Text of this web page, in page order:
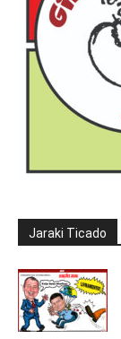
Jaraki Ticado